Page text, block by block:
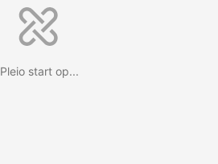
Pleio start op...